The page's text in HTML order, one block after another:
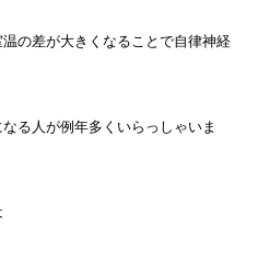
の差が大きくなることで自律神経
る人が例年多くいらっしゃいま